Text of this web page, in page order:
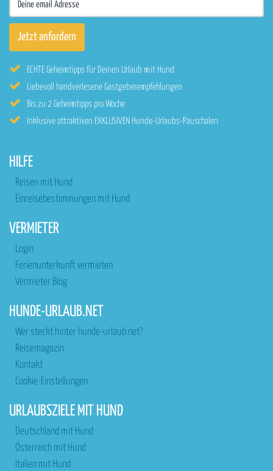
ECHTE Geheimtipps für Deinen Urlaub mit Hund
Liebevoll handverlesene Gastgeberempfehlungen
Bis zu 2 Geheimtipps pro Woche
Inklusive attraktiven EXKLUSIVEN Hunde-Urlaubs-Pauschalen
HILFE
Reisen mit Hund
Einreisebestimmungen mit Hund
VERMIETER
Login
Ferienunterkunft vermieten
Vermieter Blog
HUNDE-URLAUB.NET
Wer steckt hinter hunde-urlaub.net?
Reisemagazin
Kontakt
Cookie-Einstellungen
URLAUBSZIELE MIT HUND
Deutschland mit Hund
Österreich mit Hund
Italien mit Hund